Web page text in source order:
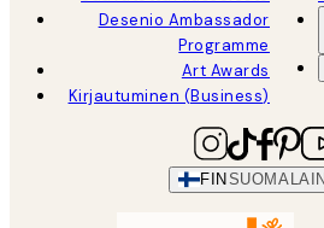
Desenio Ambassador
Programme
Art Awards
Kirjautuminen (Business)
FIN